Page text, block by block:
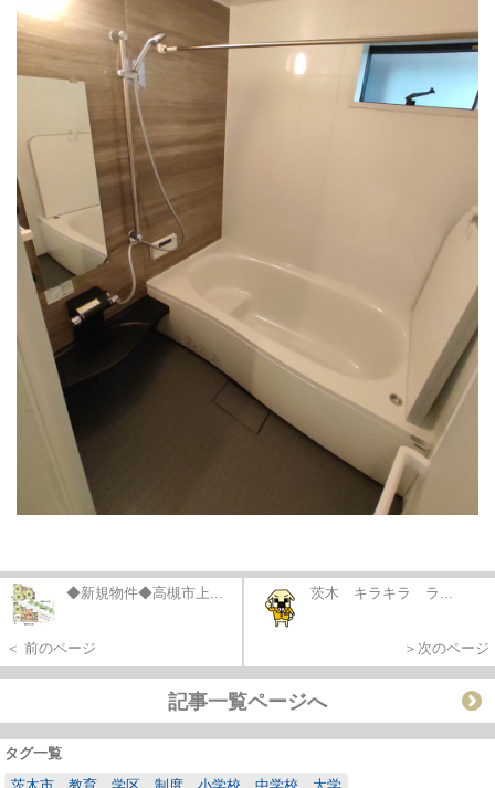
◆新規物件◆高槻市上...
＜ 前のページ
茨木 キラキラ ラ...
＞次のページ
記事一覧ページへ
タグ一覧